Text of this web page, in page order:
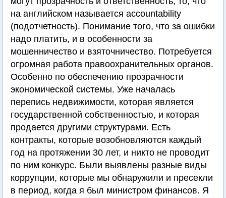
на английском называется accountability
(подотчетность). Понимание того, что за ошибки
надо платить, и в особенности за
мошенничество и взяточничество. Потребуется
огромная работа правоохранительных органов.
Особенно по обеспечению прозрачности
экономической системы. Уже началась
перепись недвижимости, которая является
государственной собственностью, и которая
продается другими структурами. Есть
контракты, которые возобновляются каждый
год на протяжении 30 лет, и никто не проводит
по ним конкурс. Были выявлены разные виды
коррупции, которые мы обнаружили и пресекли
в период, когда я был министром финансов. Я